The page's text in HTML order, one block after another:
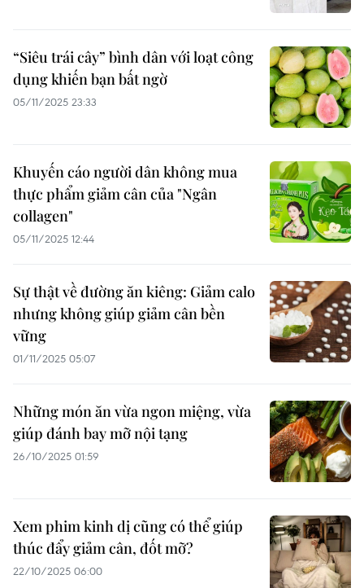
“Siêu trái cây” bình dân với loạt công
dụng khiến bạn bất ngờ
05/11/2025 23:33
Khuyến cáo người dân không mua
thực phẩm giảm cân của "Ngân
collagen"
05/11/2025 12:44
Sự thật về đường ăn kiêng: Giảm calo
nhưng không giúp giảm cân bền
vững
01/11/2025 05:07
Những món ăn vừa ngon miệng, vừa
giúp đánh bay mỡ nội tạng
26/10/2025 01:59
Xem phim kinh dị cũng có thể giúp
thúc đẩy giảm cân, đốt mỡ?
22/10/2025 06:00